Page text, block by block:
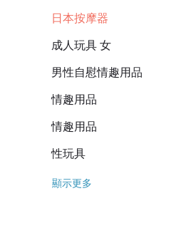
日本按摩器
成人玩具 女
男性自慰情趣用品
情趣用品
情趣用品
性玩具
顯示更多